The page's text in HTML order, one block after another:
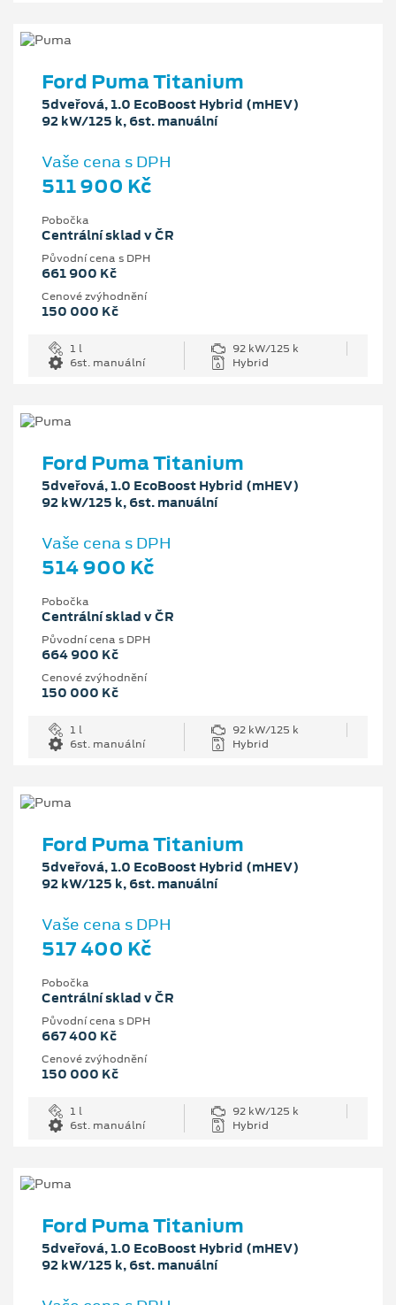
Ford Puma Titanium
5dveřová, 1.0 EcoBoost Hybrid (mHEV)
92 kW/125 k, 6st. manuální
Vaše cena s DPH
511 900 Kč
Pobočka
Centrální sklad v ČR
Původní cena s DPH
661 900 Kč
Cenové zvýhodnění
150 000 Kč
1 l
92 kW/125 k
6st. manuální
Hybrid
Ford Puma Titanium
5dveřová, 1.0 EcoBoost Hybrid (mHEV)
92 kW/125 k, 6st. manuální
Vaše cena s DPH
514 900 Kč
Pobočka
Centrální sklad v ČR
Původní cena s DPH
664 900 Kč
Cenové zvýhodnění
150 000 Kč
1 l
92 kW/125 k
6st. manuální
Hybrid
Ford Puma Titanium
5dveřová, 1.0 EcoBoost Hybrid (mHEV)
92 kW/125 k, 6st. manuální
Vaše cena s DPH
517 400 Kč
Pobočka
Centrální sklad v ČR
Původní cena s DPH
667 400 Kč
Cenové zvýhodnění
150 000 Kč
1 l
92 kW/125 k
6st. manuální
Hybrid
Ford Puma Titanium
5dveřová, 1.0 EcoBoost Hybrid (mHEV)
92 kW/125 k, 6st. manuální